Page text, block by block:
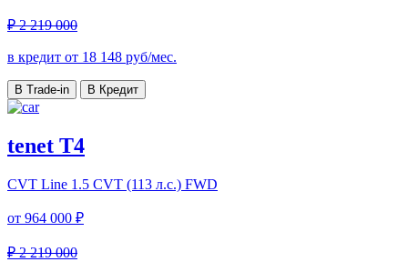
₽ 2 219 000
в кредит от 18 148 руб/мес.
В Trade-in В Кредит
tenet T4
CVT Line 1.5 CVT (113 л.с.) FWD
от 964 000 ₽
₽ 2 219 000